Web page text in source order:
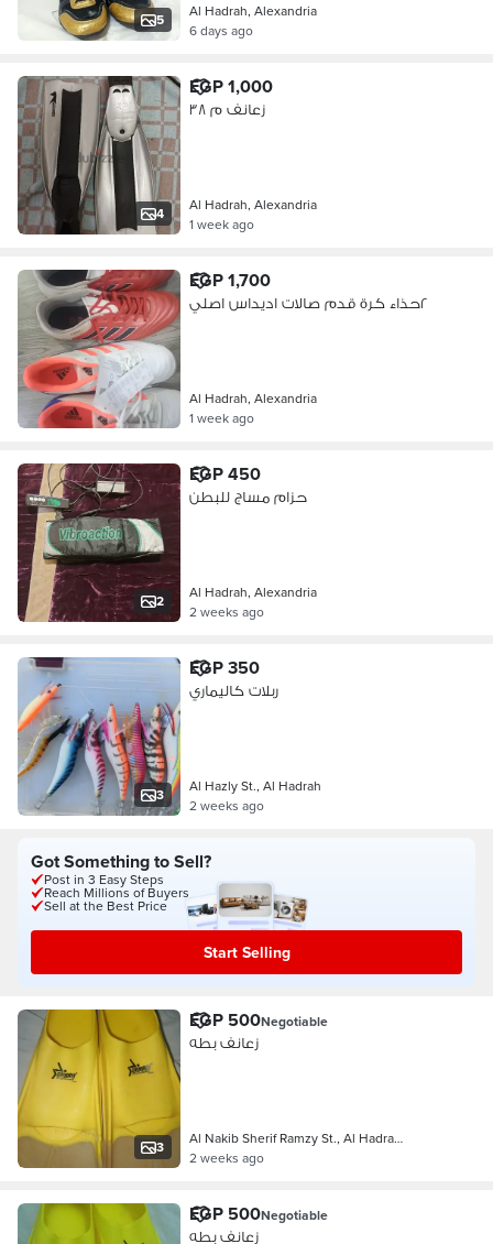
5
Al Hadrah, Alexandria
6 days ago
4
EGP 1,000
زعانف م ٣٨
Al Hadrah, Alexandria
1 week ago
EGP 1,700
٢حذاء كرة قدم صالات اديداس اصلي
Al Hadrah, Alexandria
1 week ago
2
EGP 450
حزام مساج للبطن
Al Hadrah, Alexandria
2 weeks ago
3
EGP 350
ربلات كاليماري
Al Hazly St., Al Hadrah
2 weeks ago
Got Something to Sell?
Post in 3 Easy Steps
Reach Millions of Buyers
Sell at the Best Price
Start Selling
3
EGP 500Negotiable
زعانف بطه
Al Nakib Sherif Ramzy St., Al Hadra…
2 weeks ago
EGP 500Negotiable
زعانف بطه